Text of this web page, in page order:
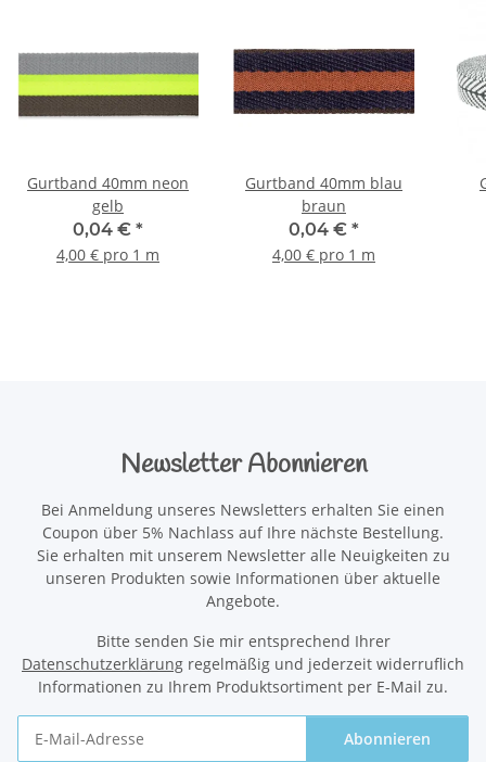
Gurtband 40mm neon
gelb
0,04 € *
4,00 € pro 1 m
Gurtband 40mm blau
braun
0,04 € *
4,00 € pro 1 m
Newsletter Abonnieren
Bei Anmeldung unseres Newsletters erhalten Sie einen
Coupon über 5% Nachlass auf Ihre nächste Bestellung.
Sie erhalten mit unserem Newsletter alle Neuigkeiten zu
unseren Produkten sowie Informationen über aktuelle
Angebote.
Bitte senden Sie mir entsprechend Ihrer
Datenschutzerklärung regelmäßig und jederzeit widerruflich
Informationen zu Ihrem Produktsortiment per E-Mail zu.
Abonnieren